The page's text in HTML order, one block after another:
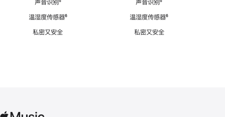
声音识别脚
⁵
温湿度传感器脚
⁶
私密又安全
声音识别脚
⁵
温湿度传感器脚
⁶
私密又安全